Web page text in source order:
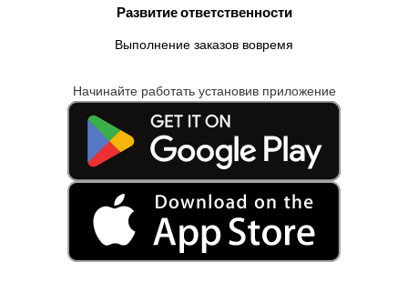
Развитие ответственности
Выполнение заказов вовремя
Начинайте работать установив приложение